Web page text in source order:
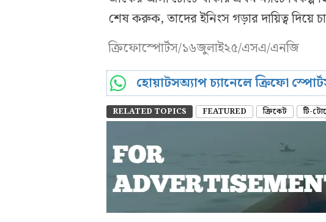
শেষ করুক, তাদের ইনিংস গড়ার দায়িত্ব দিয়ে
ক্রিফোস্পোর্টস/১৬জুলাই২৫/এসএ/এনজি
হোয়াটসঅ্যাপ চ্যানেলে ক্রিফো
RELATED TOPICS FEATURED ক্রিকেট টি-